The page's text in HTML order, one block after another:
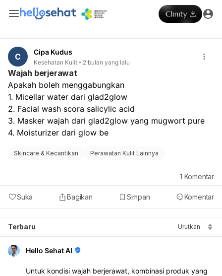
C Cipa Kudus
Kesehatan Kulit 2 bulan yang lalu
Wajah berjerawat
Apakah boleh menggabungkan
1. Micellar water dari glad2glow
2. Facial wash scora salicylic acid
3. Masker wajah dari glad2glow yang mugwort pure
4. Moisturizer dari glow be
Skincare & Kecantikan Perawatan Kulit Lainnya
Suka Bagikan Simpan Komentar
1 Komentar
Terbaru Urutkan
Hello Sehat AI
Untuk kondisi wajah berjerawat, kombinasi produk yang